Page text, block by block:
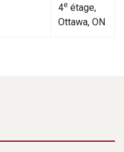
4e étage,
Ottawa, ON